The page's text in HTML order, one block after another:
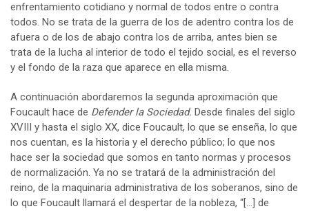
enfrentamiento cotidiano y normal de todos entre o contra
todos. No se trata de la guerra de los de adentro contra los de
afuera o de los de abajo contra los de arriba, antes bien se
trata de la lucha al interior de todo el tejido social, es el reverso
y el fondo de la raza que aparece en ella misma.
A continuación abordaremos la segunda aproximación que
Foucault hace de Defender la Sociedad. Desde finales del siglo
XVIII y hasta el siglo XX, dice Foucault, lo que se enseña, lo que
nos cuentan, es la historia y el derecho público; lo que nos
hace ser la sociedad que somos en tanto normas y procesos
de normalización. Ya no se tratará de la administración del
reino, de la maquinaria administrativa de los soberanos, sino de
lo que Foucault llamará el despertar de la nobleza, “[…] de